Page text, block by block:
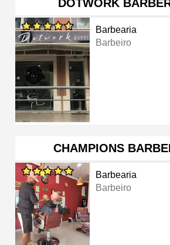
DOTWORK
Barbearia
Barbeiro
CHAMPIONS
Barbearia
Barbeiro